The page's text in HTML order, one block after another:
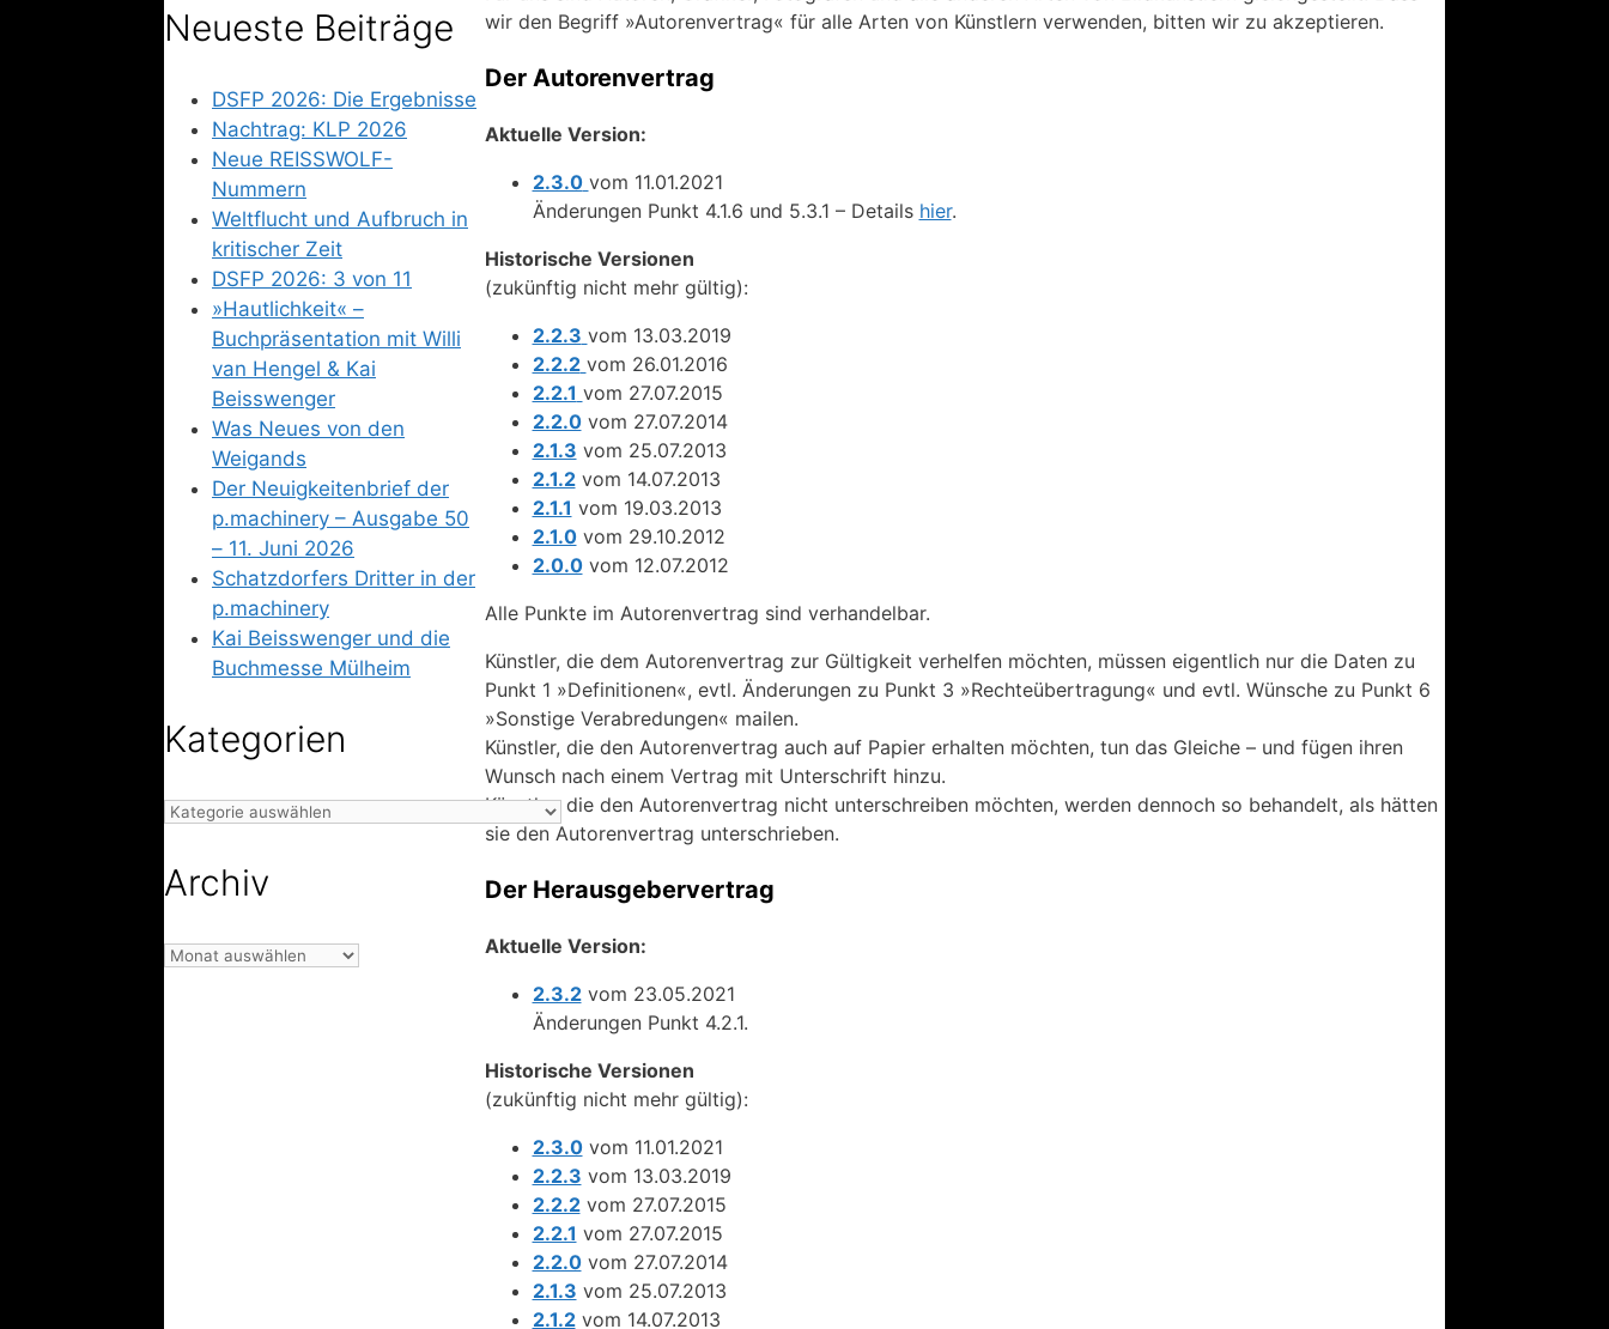
wir den Begriff »Autorenvertrag« für alle Arten von Künstlern verwenden, bitten wir zu akzeptieren.
Der Autorenvertrag
Aktuelle Version:
2.3.0 vom 11.01.2021
Änderungen Punkt 4.1.6 und 5.3.1 – Details hier.
Historische Versionen
(zukünftig nicht mehr gültig):
2.2.3 vom 13.03.2019
2.2.2 vom 26.01.2016
2.2.1 vom 27.07.2015
2.2.0vom 27.07.2014
2.1.3 vom 25.07.2013
2.1.2vom 14.07.2013
2.1.1 vom 19.03.2013
2.1.0vom 29.10.2012
2.0.0vom 12.07.2012
Alle Punkte im Autorenvertrag sind verhandelbar.
Künstler, die dem Autorenvertrag zur Gültigkeit verhelfen möchten, müssen eigentlich nur die Daten zu
Punkt 1 »Definitionen«, evtl. Änderungen zu Punkt 3 »Rechteübertragung« und evtl. Wünsche zu Punkt 6
»Sonstige Verabredungen« mailen.
Künstler, die den Autorenvertrag auch auf Papier erhalten möchten, tun das Gleiche – und fügen ihren
Wunsch nach einem Vertrag mit Unterschrift hinzu.
Künstler, die den Autorenvertrag nicht unterschreiben möchten, werden dennoch so behandelt, als hätten
sie den Autorenvertrag unterschrieben.
Der Herausgebervertrag
Aktuelle Version:
2.3.2vom 23.05.2021
Änderungen Punkt 4.2.1.
Historische Versionen
(zukünftig nicht mehr gültig):
2.3.0vom 11.01.2021
2.2.3 vom 13.03.2019
2.2.2vom 27.07.2015
2.2.1 vom 27.07.2015
2.2.0vom 27.07.2014
2.1.3 vom 25.07.2013
2.1.2vom 14.07.2013
Neueste Beiträge
DSFP 2026: Die Ergebnisse
Nachtrag: KLP 2026
Neue REISSWOLF-
Nummern
Weltflucht und Aufbruch in
kritischer Zeit
DSFP 2026: 3 von 11
»Hautlichkeit« –
Buchpräsentation mit Willi
van Hengel & Kai
Beisswenger
Was Neues von den
Weigands
Der Neuigkeitenbrief der
p.machinery – Ausgabe 50
– 11. Juni 2026
Schatzdorfers Dritter in der
p.machinery
Kai Beisswenger und die
Buchmesse Mülheim
Kategorien
Kategorien
Archiv
Archiv